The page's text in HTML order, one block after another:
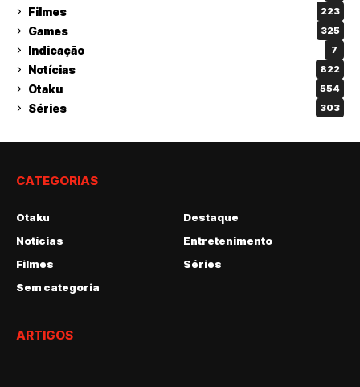
Filmes 223
Games 325
Indicação 7
Notícias 822
Otaku 554
Séries 303
CATEGORIAS
Otaku
Destaque
Notícias
Entretenimento
Filmes
Séries
Sem categoria
ARTIGOS